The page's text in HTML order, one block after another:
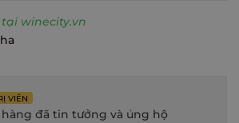
winecity.vn
VIÊN
đã tin tưởng và ủng hộ